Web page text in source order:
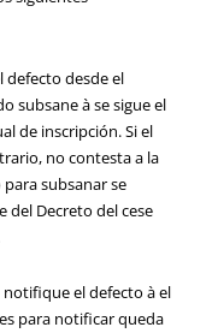
defecto desde el
subsane à se sigue el
de inscripción. Si el
no contesta a la
subsanar se
del Decreto del cese
notifique el defecto à el
para notificar queda